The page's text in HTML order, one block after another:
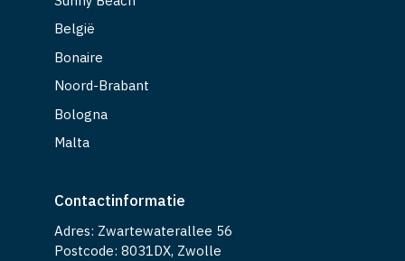
België
Bonaire
Noord-Brabant
Bologna
Malta
Contactinformatie
Adres: Zwartewaterallee 56
Postcode: 8031DX, Zwolle